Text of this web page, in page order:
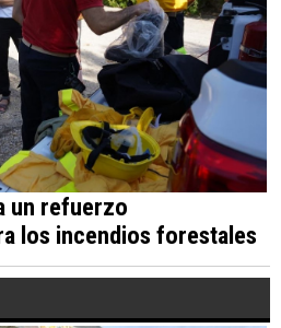
un refuerzo
los incendios forestales